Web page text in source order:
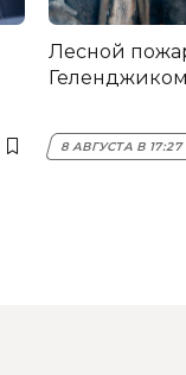
Лесной
Геленджиком
8 АВГУСТА В 17:27